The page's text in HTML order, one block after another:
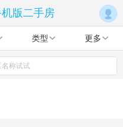
版二手房
类型 更多
名称试试